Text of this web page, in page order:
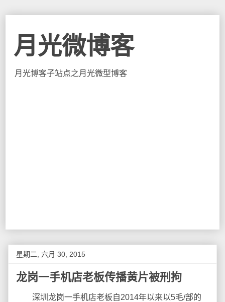
月光微博客
月光博客子站点之月光微型博客
星期二, 六月 30, 2015
龙岗一手机店老板传播黄片被刑拘
深圳龙岗一手机店老板自2014年以来以5毛/部的